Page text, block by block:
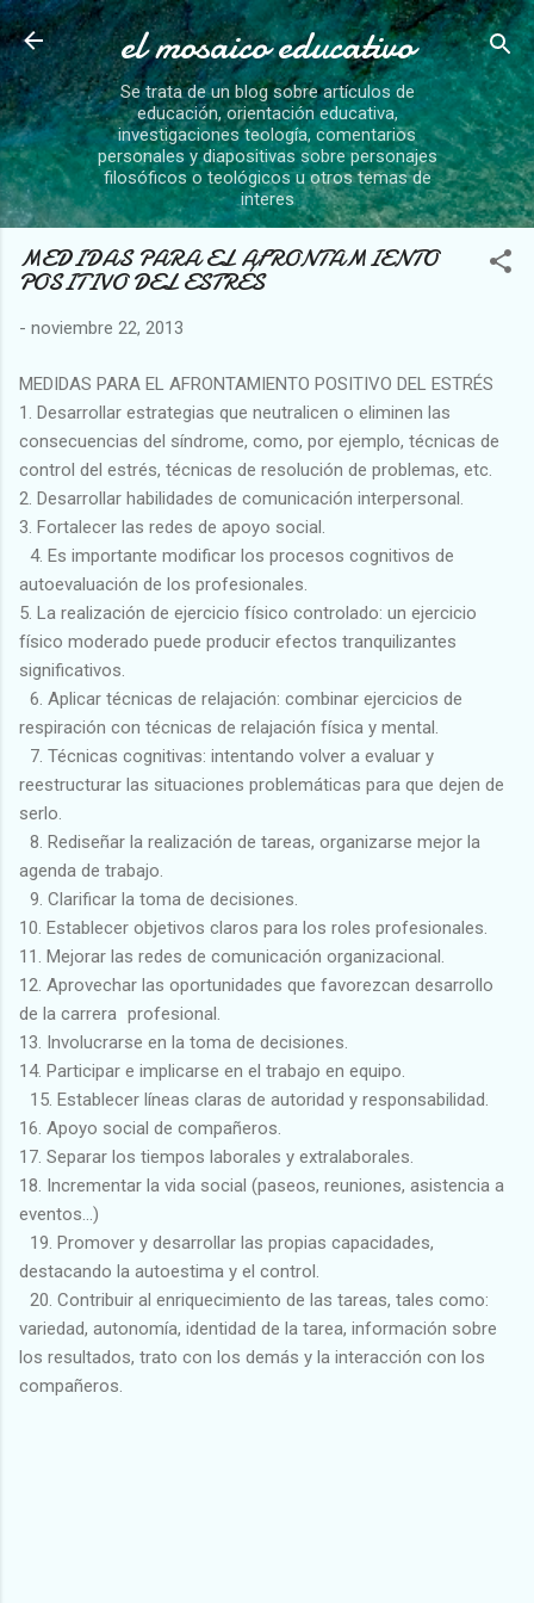
Ir al contenido principal
el mosaico educativo
Se trata de un blog sobre artículos de
educación, orientación educativa,
investigaciones teología, comentarios
personales y diapositivas sobre personajes
filosóficos o teológicos u otros temas de
interes
MEDIDAS PARA EL AFRONTAMIENTO
POSITIVO DEL ESTRÉS
- noviembre 22, 2013
MEDIDAS PARA EL AFRONTAMIENTO POSITIVO DEL ESTRÉS
1. Desarrollar estrategias que neutralicen o eliminen las
consecuencias del síndrome, como, por ejemplo, técnicas de
control del estrés, técnicas de resolución de problemas, etc.
2. Desarrollar habilidades de comunicación interpersonal.
3. Fortalecer las redes de apoyo social.
4. Es importante modificar los procesos cognitivos de
autoevaluación de los profesionales.
5. La realización de ejercicio físico controlado: un ejercicio
físico moderado puede producir efectos tranquilizantes
significativos.
6. Aplicar técnicas de relajación: combinar ejercicios de
respiración con técnicas de relajación física y mental.
7. Técnicas cognitivas: intentando volver a evaluar y
reestructurar las situaciones problemáticas para que dejen de
serlo.
8. Rediseñar la realización de tareas, organizarse mejor la
agenda de trabajo.
9. Clarificar la toma de decisiones.
10. Establecer objetivos claros para los roles profesionales.
11. Mejorar las redes de comunicación organizacional.
12. Aprovechar las oportunidades que favorezcan desarrollo
de la carrera profesional.
13. Involucrarse en la toma de decisiones.
14. Participar e implicarse en el trabajo en equipo.
15. Establecer líneas claras de autoridad y responsabilidad.
16. Apoyo social de compañeros.
17. Separar los tiempos laborales y extralaborales.
18. Incrementar la vida social (paseos, reuniones, asistencia a
eventos...)
19. Promover y desarrollar las propias capacidades,
destacando la autoestima y el control.
20. Contribuir al enriquecimiento de las tareas, tales como:
variedad, autonomía, identidad de la tarea, información sobre
los resultados, trato con los demás y la interacción con los
compañeros.